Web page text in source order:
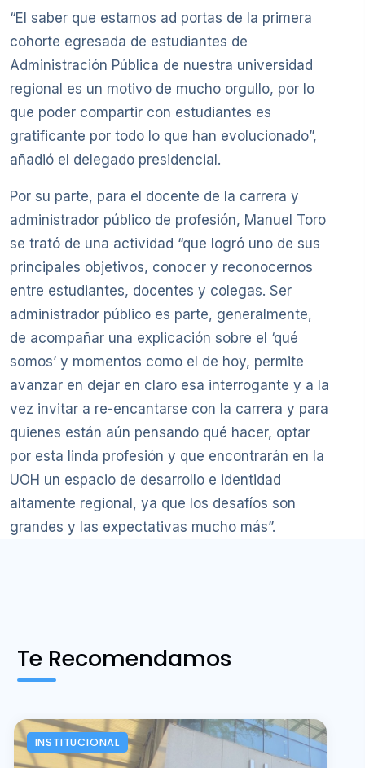
“El saber que estamos ad portas de la primera
cohorte egresada de estudiantes de
Administración Pública de nuestra universidad
regional es un motivo de mucho orgullo, por lo
que poder compartir con estudiantes es
gratificante por todo lo que han evolucionado”,
añadió el delegado presidencial.
Por su parte, para el docente de la carrera y
administrador público de profesión, Manuel Toro
se trató de una actividad “que logró uno de sus
principales objetivos, conocer y reconocernos
entre estudiantes, docentes y colegas. Ser
administrador público es parte, generalmente,
de acompañar una explicación sobre el ‘qué
somos’ y momentos como el de hoy, permite
avanzar en dejar en claro esa interrogante y a la
vez invitar a re-encantarse con la carrera y para
quienes están aún pensando qué hacer, optar
por esta linda profesión y que encontrarán en la
UOH un espacio de desarrollo e identidad
altamente regional, ya que los desafíos son
grandes y las expectativas mucho más”.
Te Recomendamos
INSTITUCIONAL